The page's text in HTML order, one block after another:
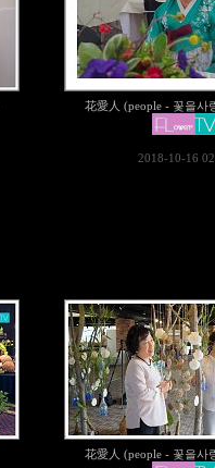
花愛人 (people - 꽃을사
2018-10-16
花愛人 (people - 꽃을사